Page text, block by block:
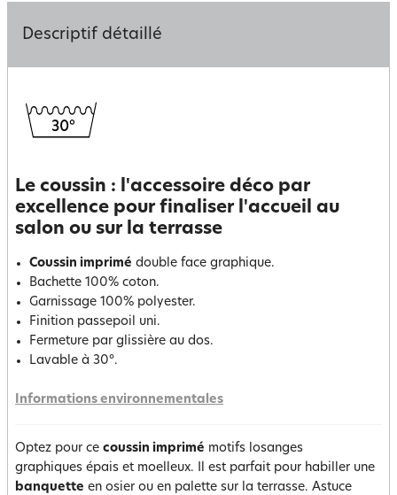
Descriptif détaillé
Le coussin : l'accessoire déco par
excellence pour finaliser l'accueil au
salon ou sur la terrasse
Coussin imprimé double face graphique.
Bachette 100% coton.
Garnissage 100% polyester.
Finition passepoil uni.
Fermeture par glissière au dos.
Lavable à 30°.
Informations environnementales
Optez pour ce coussin imprimé motifs losanges
graphiques épais et moelleux. Il est parfait pour habiller une
banquette en osier ou en palette sur la terrasse. Astuce